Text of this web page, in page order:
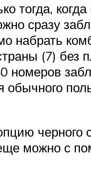
тогда,
сразу
набрать
(7) без
обычного
можно с